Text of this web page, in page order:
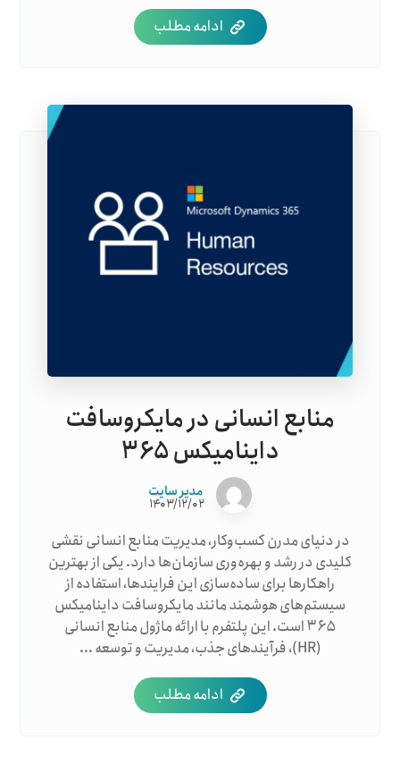
ادامه مطلب
منابع انسانی در مایکروسافت
داینامیکس ۳۶۵
مدیر سایت
۱۴۰۳/۱۲/۰۲
در دنیای مدرن کسب‌وکار، مدیریت منابع انسانی نقشی
کلیدی در رشد و بهره‌وری سازمان‌ها دارد. یکی از بهترین
راهکارها برای ساده‌سازی این فرایندها، استفاده از
سیستم‌های هوشمند مانند مایکروسافت داینامیکس
۳۶۵ است. این پلتفرم با ارائه ماژول منابع انسانی
(HR)، فرآیندهای جذب، مدیریت و توسعه ...
ادامه مطلب